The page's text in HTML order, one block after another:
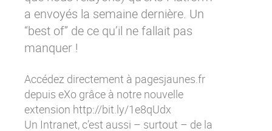
Contactez-nous
Essayez eXo
a envoyés la semaine dernière. Un
“best of” de ce qu’il ne fallait pas
manquer !
Accédez directement à pagesjaunes.fr
depuis eXo grâce à notre nouvelle
extension http://bit.ly/1e8qUdx
Un Intranet, c’est aussi – surtout – de la